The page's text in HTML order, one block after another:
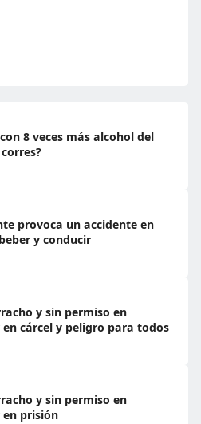
8 veces más alcohol del
provoca un accidente en
y conducir
y sin permiso en
cárcel y peligro para todos
y sin permiso en
en prisión